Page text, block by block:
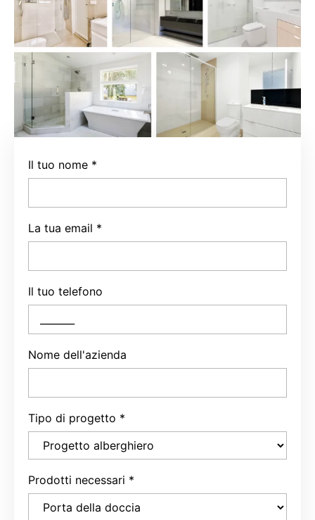
Il tuo nome *
La tua email *
Il tuo telefono
Nome dell'azienda
Tipo di progetto *
Prodotti necessari *